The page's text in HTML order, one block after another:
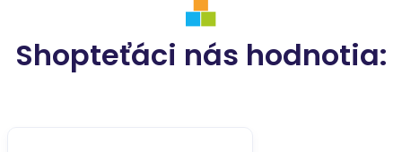
Shopteťáci nás hodnotia: